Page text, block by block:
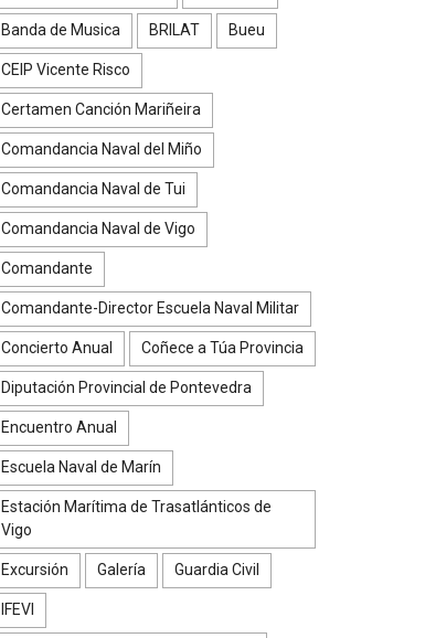
Banda de Musica BRILAT Bueu
CEIP Vicente Risco
Certamen Canción Mariñeira
Comandancia Naval del Miño
Comandancia Naval de Tui
Comandancia Naval de Vigo
Comandante
Comandante-Director Escuela Naval Militar
Concierto Anual Coñece a Túa Provincia
Diputación Provincial de Pontevedra
Encuentro Anual
Escuela Naval de Marín
Estación Marítima de Trasatlánticos de
Vigo
Excursión Galería Guardia Civil
IFEVI